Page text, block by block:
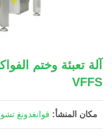
آلة تعبئة وختم
VFFS
مكان المنشأ: قوانغدونغ